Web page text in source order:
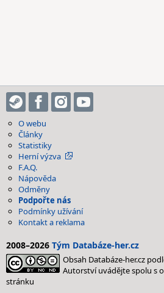
O webu
Články
Statistiky
Herní výzva
F.A.Q.
Nápověda
Odměny
Podpořte nás
Podmínky užívání
Kontakt a reklama
2008–2026 Tým Databáze-her.cz
Obsah Databáze-her.cz
Autorství uvádějte spolu s
stránku